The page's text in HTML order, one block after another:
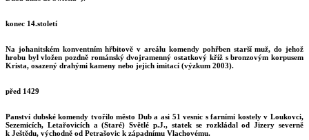
konec 14.století
Na johanitském konventním hřbitově v areálu komendy pohřben starší muž, do jehož
hrobu byl vložen pozdně románský dvojramenný ostatkový kříž s bronzovým korpusem
Krista, osazený drahými kameny nebo jejich imitací (výzkum 2003).
před 1429
Panství dubské komendy tvořilo město Dub a asi 51 vesnic s farními kostely v Loukovci,
Sezemicích, Letařovicích a (Staré) Světlé p.J., statek se rozkládal od Jizery severně
k Ještědu, východně od Petrašovic k západnímu Vlachovému.